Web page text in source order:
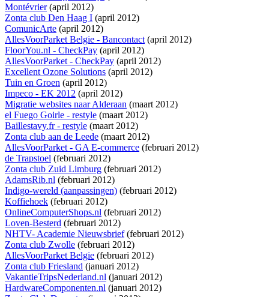
Montévrier(april 2012)
Zonta club Den Haag I (april 2012)
ComunicArte (april 2012)
AllesVoorParket Belgie - Bancontact(april 2012)
FloorYou.nl - CheckPay (april 2012)
AllesVoorParket - CheckPay (april 2012)
Excellent Ozone Solutions (april 2012)
Tuin en Groen (april 2012)
Impeco - EK 2012 (april 2012)
Migratie websites naar Alderaan (maart 2012)
el Fuego Goirle - restyle (maart 2012)
Baillestavy.fr - restyle (maart 2012)
Zonta club aan de Leede (maart 2012)
AllesVoorParket - GA E-commerce (februari 2012)
de Trapstoel (februari 2012)
Zonta club Zuid Limburg (februari 2012)
AdamsRib.nl (februari 2012)
Indigo-wereld (aanpassingen) (februari 2012)
Koffiehoek (februari 2012)
OnlineComputerShops.nl (februari 2012)
Loven-Besterd (februari 2012)
NHTV- Academie Nieuwsbrief(februari 2012)
Zonta club Zwolle (februari 2012)
AllesVoorParket Belgie (februari 2012)
Zonta club Friesland (januari 2012)
VakantieTripsNederland.nl (januari 2012)
HardwareComponenten.nl (januari 2012)